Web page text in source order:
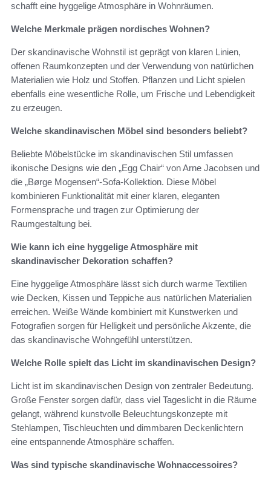
schafft eine hyggelige Atmosphäre in Wohnräumen.
Welche Merkmale prägen nordisches Wohnen?
Der skandinavische Wohnstil ist geprägt von klaren Linien,
offenen Raumkonzepten und der Verwendung von natürlichen
Materialien wie Holz und Stoffen. Pflanzen und Licht spielen
ebenfalls eine wesentliche Rolle, um Frische und Lebendigkeit
zu erzeugen.
Welche skandinavischen Möbel sind besonders beliebt?
Beliebte Möbelstücke im skandinavischen Stil umfassen
ikonische Designs wie den „Egg Chair“ von Arne Jacobsen und
die „Børge Mogensen“-Sofa-Kollektion. Diese Möbel
kombinieren Funktionalität mit einer klaren, eleganten
Formensprache und tragen zur Optimierung der
Raumgestaltung bei.
Wie kann ich eine hyggelige Atmosphäre mit
skandinavischer Dekoration schaffen?
Eine hyggelige Atmosphäre lässt sich durch warme Textilien
wie Decken, Kissen und Teppiche aus natürlichen Materialien
erreichen. Weiße Wände kombiniert mit Kunstwerken und
Fotografien sorgen für Helligkeit und persönliche Akzente, die
das skandinavische Wohngefühl unterstützen.
Welche Rolle spielt das Licht im skandinavischen Design?
Licht ist im skandinavischen Design von zentraler Bedeutung.
Große Fenster sorgen dafür, dass viel Tageslicht in die Räume
gelangt, während kunstvolle Beleuchtungskonzepte mit
Stehlampen, Tischleuchten und dimmbaren Deckenlichtern
eine entspannende Atmosphäre schaffen.
Was sind typische skandinavische Wohnaccessoires?